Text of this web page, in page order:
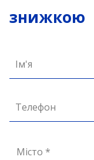
знижкою
Ім'я
Телефон
Місто *